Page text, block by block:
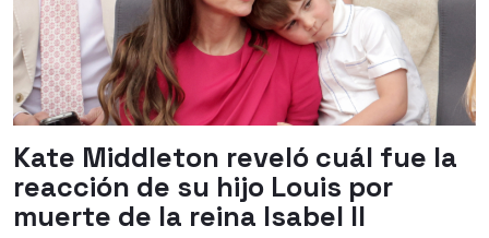
Kate Middleton reveló cuál fue la
reacción de su hijo Louis por
muerte de la reina Isabel II